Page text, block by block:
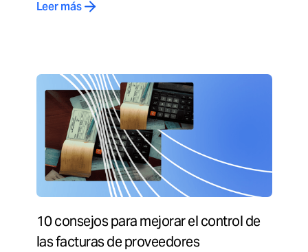
Leer más
10 consejos para mejorar el control de
las facturas de proveedores